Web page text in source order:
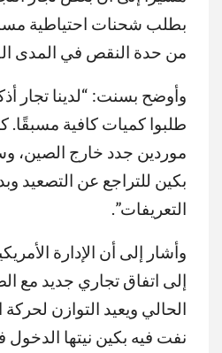
بطلب شحنات احتياطية
من حدة النقص في المدى
وأوضح بسنت: “لدينا تجار
طلبوا كميات كافية مسبقًا.
موردين جدد خارج الصين،
بكين للتراجع عن التصعيد
التعريفات”.
وأشار إلى أن الإدارة
إلى اتفاق تجاري جديد مع
الحالي ويعيد التوازن
نفت فيه بكين نيتها